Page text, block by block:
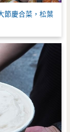
節慶合菜，松葉